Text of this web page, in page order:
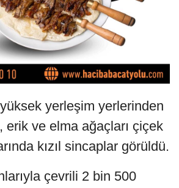
yerleşim yerlerinden
erik ve elma ağaçları çiçek
kızıl sincaplar görüldü.
çevrili 2 bin 500